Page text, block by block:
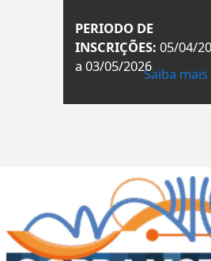
PERIODO DE
INSCRIÇÕES: 05/04/
a 03/05/2026Saiba mais